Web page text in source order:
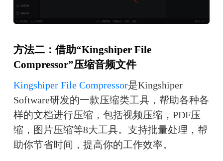
方法二：借助“Kingshiper File
Compressor”压缩音频文件
Kingshiper File Compressor是Kingshiper
Software研发的一款压缩类工具，帮助各种各
样的文档进行压缩，包括视频压缩，PDF压
缩，图片压缩等8大工具。支持批量处理，帮
助你节省时间，提高你的工作效率。